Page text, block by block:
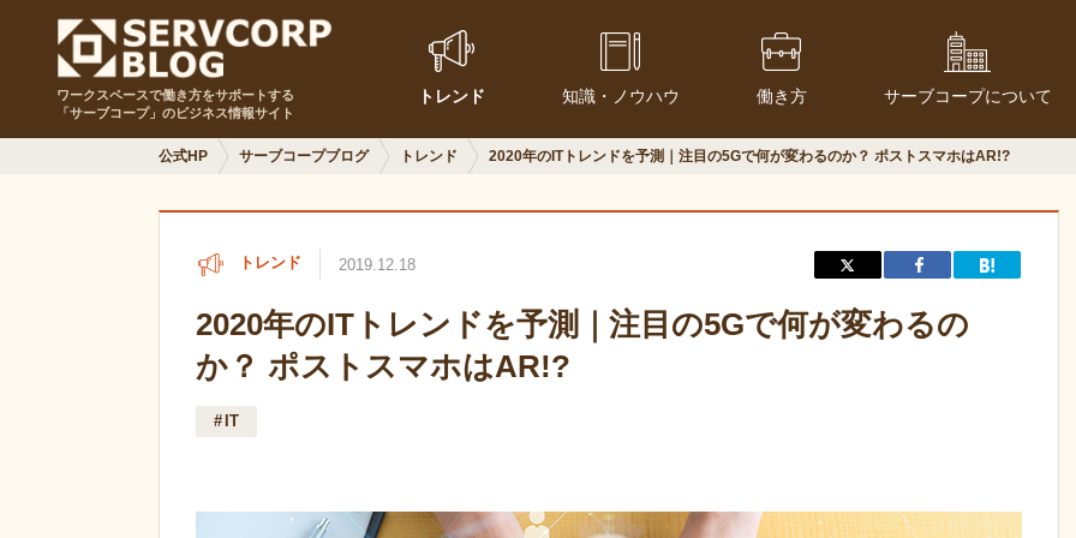
ワークスペースで働き方をサポートする
「サーブコープ」のビジネス情報サイト
トレンド 知識・ノウハウ 働き方 サーブコープについて
公式HP サーブコープブログ トレンド 2020年のITトレンドを予測｜注目の5Gで何が変わるのか？ ポストスマホはAR!?
トレンド 2019.12.18
2020年のITトレンドを予測｜注目の5Gで何が変わるの
か？ ポストスマホはAR!?
IT